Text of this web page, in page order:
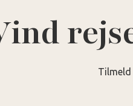
Tilmeld